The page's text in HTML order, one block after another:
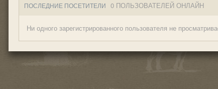
ПОСЛЕДНИЕ ПОСЕТИТЕЛИ 0 ПОЛЬЗОВАТЕЛЕЙ ОНЛАЙН
Ни одного зарегистрированного пользователя не